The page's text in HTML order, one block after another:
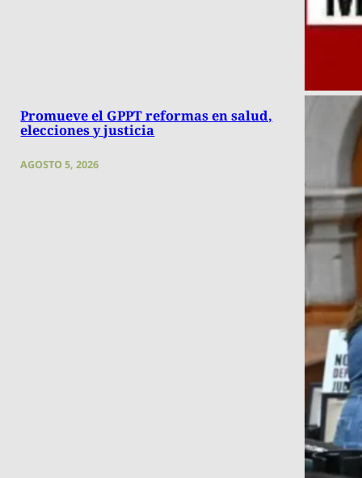
Promueve el GPPT reformas en salud,
elecciones y justicia
AGOSTO 5, 2026